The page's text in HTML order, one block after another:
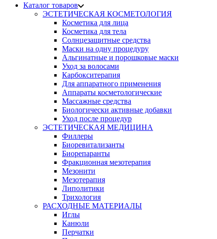
Каталог товаров
ЭСТЕТИЧЕСКАЯ КОСМЕТОЛОГИЯ
Косметика для лица
Косметика для тела
Солнцезащитные средства
Маски на одну процедуру
Альгинатные и порошковые маски
Уход за волосами
Карбокситерапия
Для аппаратного применения
Аппараты косметологические
Массажные средства
Биологически активные добавки
Уход после процедур
ЭСТЕТИЧЕСКАЯ МЕДИЦИНА
Филлеры
Биоревитализанты
Биорепаранты
Фракционная мезотерапия
Мезонити
Мезотерапия
Липолитики
Трихология
РАСХОДНЫЕ МАТЕРИАЛЫ
Иглы
Канюли
Перчатки